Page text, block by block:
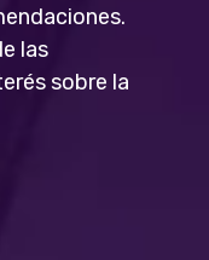
las
sobre la